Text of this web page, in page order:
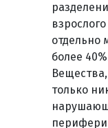
отдельно
более
только